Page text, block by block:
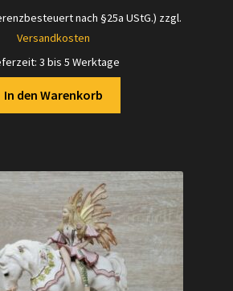
nach §25a UStG.) zzgl.
Versandkosten
3 bis 5 Werktage
In den Warenkorb